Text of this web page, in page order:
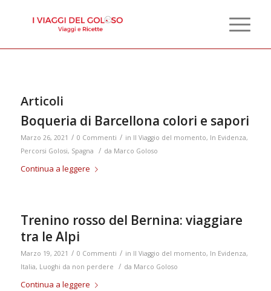
Articoli
Boqueria di Barcellona colori e sapori
Marzo 26, 2021 / 0 Commenti / in Il Viaggio del momento, In Evidenza,
Percorsi Golosi, Spagna / da Marco Goloso
Continua a leggere
Trenino rosso del Bernina: viaggiare
tra le Alpi
Marzo 19, 2021 / 0 Commenti / in Il Viaggio del momento, In Evidenza,
Italia, Luoghi da non perdere / da Marco Goloso
Continua a leggere